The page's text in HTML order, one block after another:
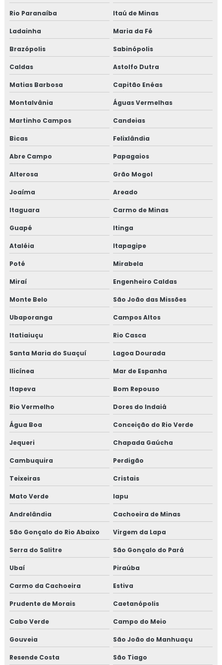
Treinamento em migração da norma GMP+ 2020
Treinamento em migração para versão 6.0 da norma
FSSC 22000
Treinamento em norma brc
Treinamento em norma FSSC 22000
sólidos
Treinamento em política da qualidade
Treinamento em processos e elaboração de relatório de
auditoria
Treinamento em programa 5s
Treinamento em rastreabilidade e recall
Treinamento em reciclagem auditores internos iso9001
Treinamento em reciclagem equipe HACCP
Treinamento em reciclagem sobre segurança dos
alimentos
Treinamento em revisão norma FSSC 22000
Treinamento em rotinas administrativas de assuntos
regulatórios
Treinamento em rotulagem de alimentos
Treinamento em sensibilização de bpf
Treinamento em sensibilização programa 5s
Treinamento em sistema de gestão halal
Treinamento em transporte de feed materials
Treinamento em tratamento de não conformidades
Treinamento em tratamento de não conformidades e
causas raiz
Rio Paranaíba Itaú de Minas
Ladainha Maria da Fé
Brazópolis Sabinópolis
Caldas Astolfo Dutra
Matias Barbosa Capitão Enéas
Montalvânia Águas Vermelhas
Martinho Campos Candeias
Bicas Felixlândia
Abre Campo Papagaios
Alterosa Grão Mogol
Joaíma Areado
Itaguara Carmo de Minas
Guapé Itinga
Ataléia Itapagipe
Poté Mirabela
Miraí Engenheiro Caldas
Monte Belo São João das Missões
Ubaporanga Campos Altos
Itatiaiuçu Rio Casca
Santa Maria do Suaçuí Lagoa Dourada
Ilicínea Mar de Espanha
Itapeva Bom Repouso
Rio Vermelho Dores do Indaiá
Água Boa Conceição do Rio Verde
Jequeri Chapada Gaúcha
Cambuquira Perdigão
Teixeiras Cristais
Mato Verde Iapu
Andrelândia Cachoeira de Minas
São Gonçalo do Rio Abaixo Virgem da Lapa
Serra do Salitre São Gonçalo do Pará
Ubaí Piraúba
Carmo da Cachoeira Estiva
Prudente de Morais Caetanópolis
Cabo Verde Campo do Meio
Gouveia São João do Manhuaçu
Resende Costa São Tiago